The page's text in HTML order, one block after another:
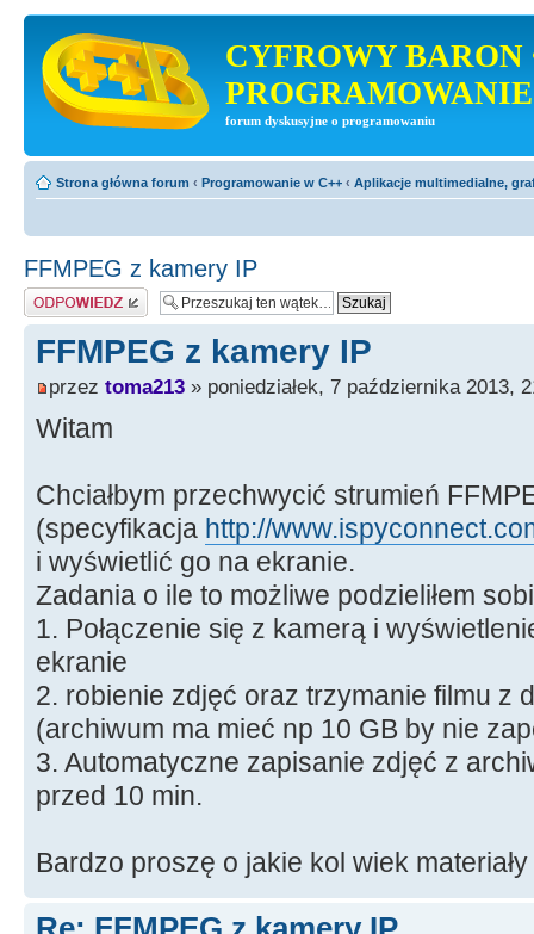
CYFROWY BARON
PROGRAMOWANIE
forum dyskusyjne o programowaniu
Strona główna forum ‹ Programowanie w C++ ‹ Aplikacje multimedialne,
FFMPEG z kamery IP
Odpowiedz
FFMPEG z kamery IP
przez toma213 » poniedziałek, 7 października 2013,
Witam
Chciałbym przechwycić strumień
(specyfikacja http://
i wyświetlić go na ekranie.
Zadania o ile to możliwe podzieliłem
1. Połączenie się z kamerą i
ekranie
2. robienie zdjęć oraz trzymanie filmu z
(archiwum ma mieć np 10 GB by nie
3. Automatyczne zapisanie zdjęć z
przed 10 min.
Bardzo proszę o jakie kol wiek